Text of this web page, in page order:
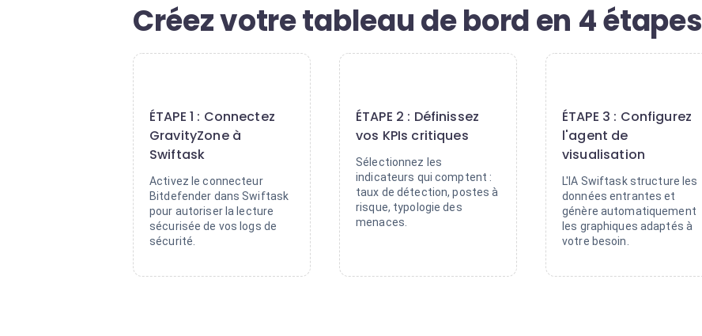
Créez votre tableau de bord en 4 étapes
ÉTAPE 1 : Connectez
GravityZone à
Swiftask
Activez le connecteur
Bitdefender dans Swiftask
pour autoriser la lecture
sécurisée de vos logs de
sécurité.
ÉTAPE 2 : Définissez
vos KPIs critiques
Sélectionnez les
indicateurs qui comptent :
taux de détection, postes à
risque, typologie des
menaces.
ÉTAPE 3 : Configurez
l'agent de
visualisation
L'IA Swiftask structure les
données entrantes et
génère automatiquement
les graphiques adaptés à
votre besoin.